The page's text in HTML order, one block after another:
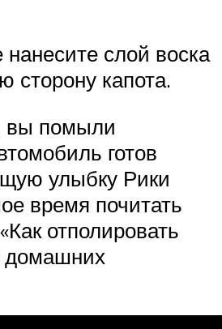
слой воска
сторону капота.
вы помыли
готов
улыбку Рики
время почитать
отполировать
домашних